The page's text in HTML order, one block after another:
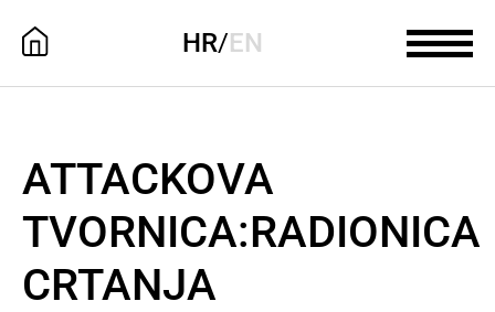
HR/EN
ATTACKOVA
TVORNICA:RADIONICA
CRTANJA